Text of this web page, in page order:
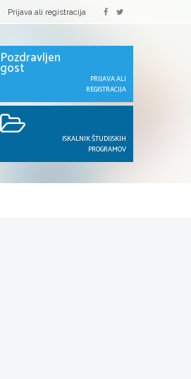
Prijava ali registracija
Pozdravljen
gost
PRIJAVA ALI
REGISTRACIJA
ISKALNIK ŠTUDIJSKIH
PROGRAMOV